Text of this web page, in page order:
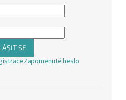
SE
Zapomenuté heslo